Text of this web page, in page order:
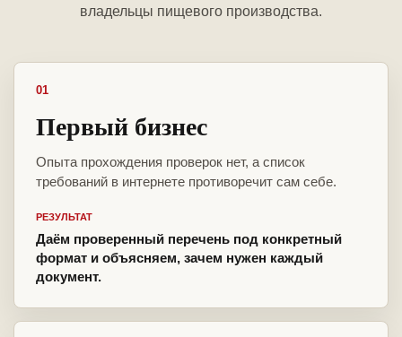
владельцы пищевого производства.
01
Первый бизнес
Опыта прохождения проверок нет, а список
требований в интернете противоречит сам себе.
РЕЗУЛЬТАТ
Даём проверенный перечень под конкретный
формат и объясняем, зачем нужен каждый
документ.